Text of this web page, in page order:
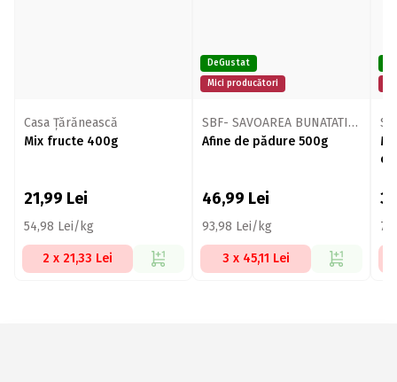
Casa Țărănească
Mix fructe 400g
21,99 Lei
54,98 Lei/kg
2 x 21,33 Lei
DeGustat
Mici producători
SBF- SAVOAREA BUNATATILOR FERMECATE
Afine de pădure 500g
46,99 Lei
93,98 Lei/kg
3 x 45,11 Lei